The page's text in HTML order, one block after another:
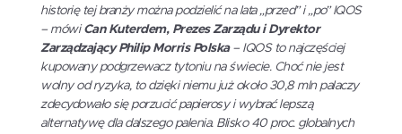
historię tej branży można podzielić na lata „przed” i „po” IQOS
– mówi Can Kuterdem, Prezes Zarządu i Dyrektor
Zarządzający Philip Morris Polska– IQOS to najczęściej
kupowany podgrzewacz tytoniu na świecie. Choć nie jest
wolny od ryzyka, to dzięki niemu już około 30,8 mln palaczy
zdecydowało się porzucić papierosy i wybrać lepszą
alternatywę dla dalszego palenia. Blisko 40 proc. globalnych